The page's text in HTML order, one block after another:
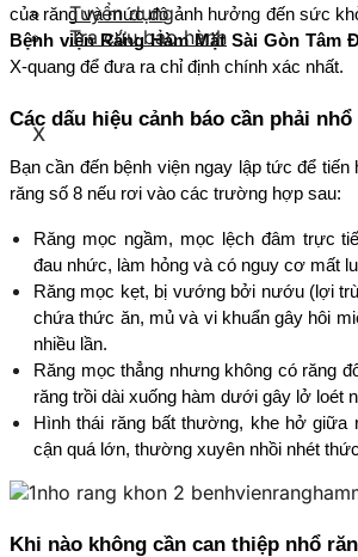
Tuyển dụng
Tra cứu bảo hành
X
Bệnh viện Răng Hàm Mặt Sài Gòn Tâm
X-quang để đưa ra chỉ định chính xác nhất.
Các dấu hiệu cảnh báo cần phải
Bạn cần đến bệnh viện ngay lập tức để tiến
răng số 8 nếu rơi vào các trường hợp sau:
Răng mọc ngầm, mọc lệch đâm trực
đau nhức, làm hỏng và có nguy cơ mất
Răng mọc kẹt, bị vướng bởi nướu (lợi
chứa thức ăn, mủ và vi khuẩn gây hôi
nhiều lần.
Răng mọc thẳng nhưng không có răng
răng trồi dài xuống hàm dưới gây lở loét
Hình thái răng bất thường, khe hở giữa
cận quá lớn, thường xuyên nhồi nhét
Khi nào không cần can thiệp nhổ